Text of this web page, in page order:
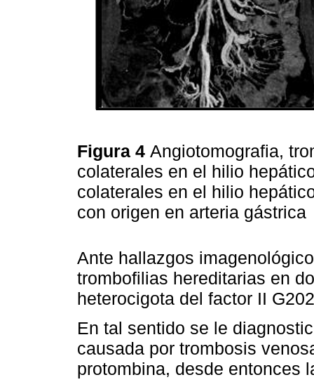
Figura 4 Angiotomografia,
colaterales en el hilio
colaterales en el hilio
con origen en arteria gástrica
Ante hallazgos
trombofilias hereditarias en
heterocigota del factor II
En tal sentido se le
causada por trombosis
protombina, desde entonces